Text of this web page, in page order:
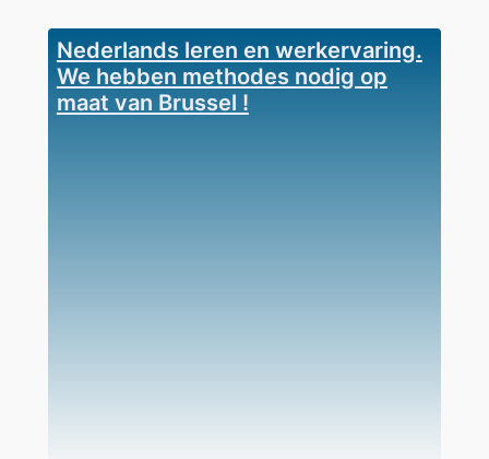
Nederlands leren en werkervaring.
We hebben methodes nodig op
maat van Brussel !